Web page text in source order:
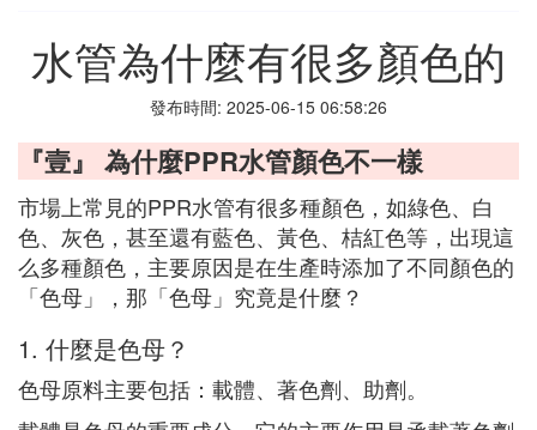
水管為什麼有很多顏色的
發布時間: 2025-06-15 06:58:26
『壹』 為什麼PPR水管顏色不一樣
市場上常見的PPR水管有很多種顏色，如綠色、白
色、灰色，甚至還有藍色、黃色、桔紅色等，出現這
么多種顏色，主要原因是在生產時添加了不同顏色的
「色母」，那「色母」究竟是什麼？
1. 什麼是色母？
色母原料主要包括：載體、著色劑、助劑。